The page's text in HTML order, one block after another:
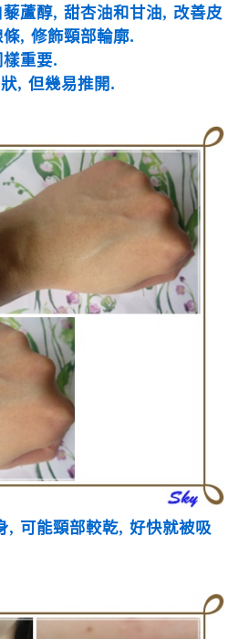
藜蘆醇, 甜杏油和甘油, 改善皮
, 修飾頸部輪廓.
重要.
狀, 但幾易推開.
, 可能頸部較乾, 好快就被吸